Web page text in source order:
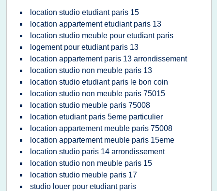
location studio etudiant paris 15
location appartement etudiant paris 13
location studio meuble pour etudiant paris
logement pour etudiant paris 13
location appartement paris 13 arrondissement
location studio non meuble paris 13
location studio etudiant paris le bon coin
location studio non meuble paris 75015
location studio meuble paris 75008
location etudiant paris 5eme particulier
location appartement meuble paris 75008
location appartement meuble paris 15eme
location studio paris 14 arrondissement
location studio non meuble paris 15
location studio meuble paris 17
studio louer pour etudiant paris